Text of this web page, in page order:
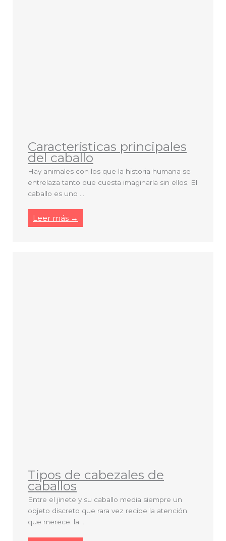
Características principales
del caballo
Hay animales con los que la historia humana se
entrelaza tanto que cuesta imaginarla sin ellos. El
caballo es uno ...
Leer más →
Tipos de cabezales de
caballos
Entre el jinete y su caballo media siempre un
objeto discreto que rara vez recibe la atención
que merece: la ...